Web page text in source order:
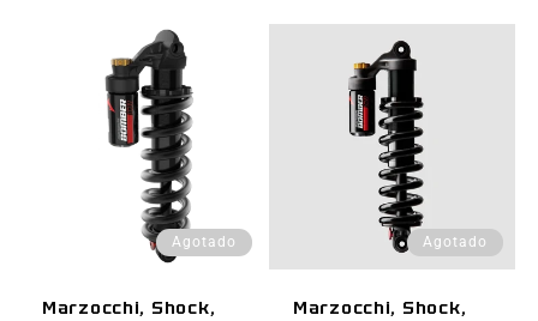
Agotado
Marzocchi, Shock,
Agotado
Marzocchi, Shock,